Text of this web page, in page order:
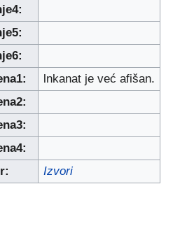
lnkanat je već afišan.
Izvori